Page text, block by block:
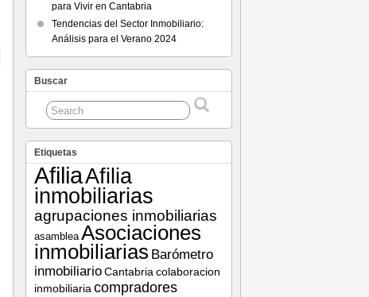
para Vivir en Cantabria
Tendencias del Sector Inmobiliario:
Análisis para el Verano 2024
Buscar
Etiquetas
AfiliaAfilia
inmobiliarias
agrupaciones inmobiliarias
asamblea Asociaciones
inmobiliarias Barómetro
inmobiliarioCantabria colaboracion
inmobiliaria compradores